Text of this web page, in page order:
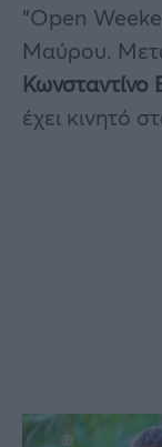
“Open
Μαύρου.
έχει κινητό